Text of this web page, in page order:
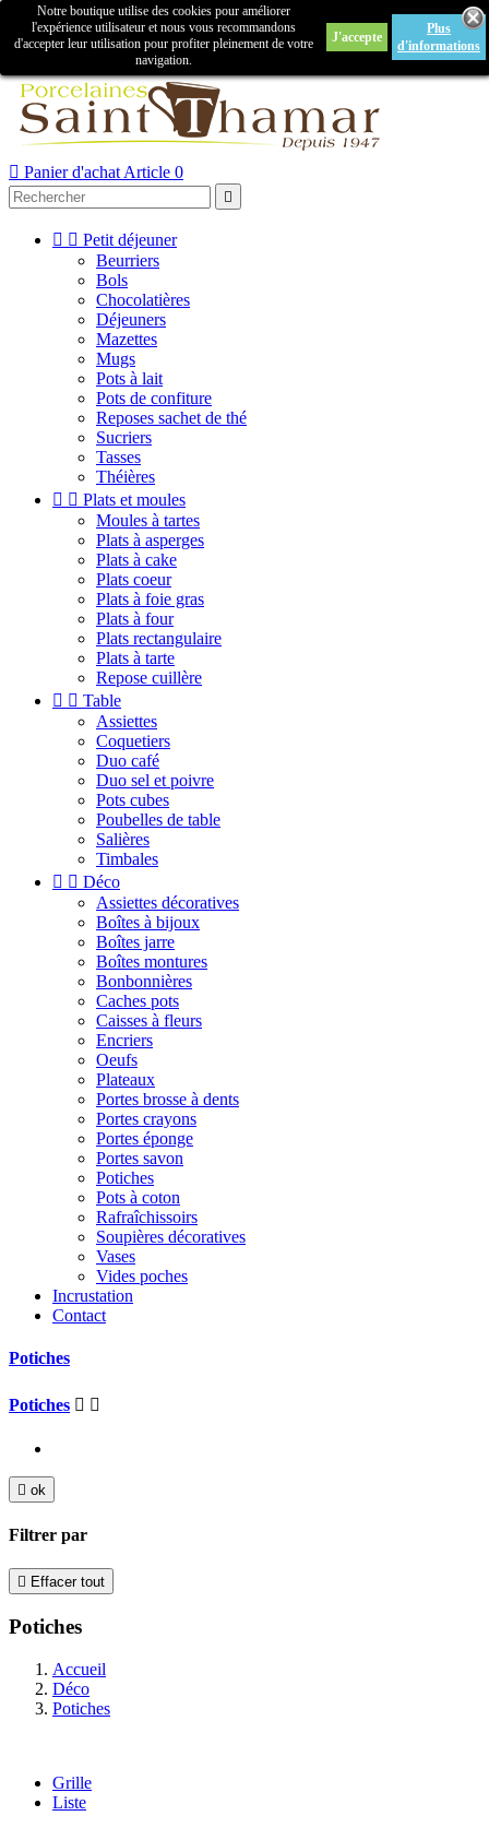
Créer un compteConnexion
 Panier d'achat Article 0

Notre boutique utilise des cookies pour améliorer
l'expérience utilisateur et nous vous recommandons
d'accepter leur utilisation pour profiter pleinement de votre
navigation.
J'accepte
Plus
d'informations
  Petit déjeuner
Beurriers
Bols
Chocolatières
Déjeuners
Mazettes
Mugs
Pots à lait
Pots de confiture
Reposes sachet de thé
Sucriers
Tasses
Théières
  Plats et moules
Moules à tartes
Plats à asperges
Plats à cake
Plats coeur
Plats à foie gras
Plats à four
Plats rectangulaire
Plats à tarte
Repose cuillère
  Table
Assiettes
Coquetiers
Duo café
Duo sel et poivre
Pots cubes
Poubelles de table
Salières
Timbales
  Déco
Assiettes décoratives
Boîtes à bijoux
Boîtes jarre
Boîtes montures
Bonbonnières
Caches pots
Caisses à fleurs
Encriers
Oeufs
Plateaux
Portes brosse à dents
Portes crayons
Portes éponge
Portes savon
Potiches
Pots à coton
Rafraîchissoirs
Soupières décoratives
Vases
Vides poches
Incrustation
Contact
Potiches
Potiches  
 ok
Filtrer par
 Effacer tout
Potiches
Accueil
Déco
Potiches
Grille
Liste